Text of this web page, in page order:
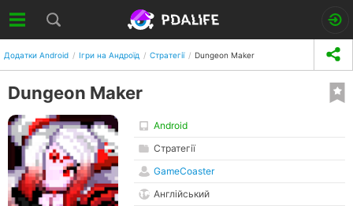
Додатки Android Ігри на Андроїд Стратегії Dungeon Maker
Dungeon Maker
Android
Стратегії
GameCoaster
Англійський